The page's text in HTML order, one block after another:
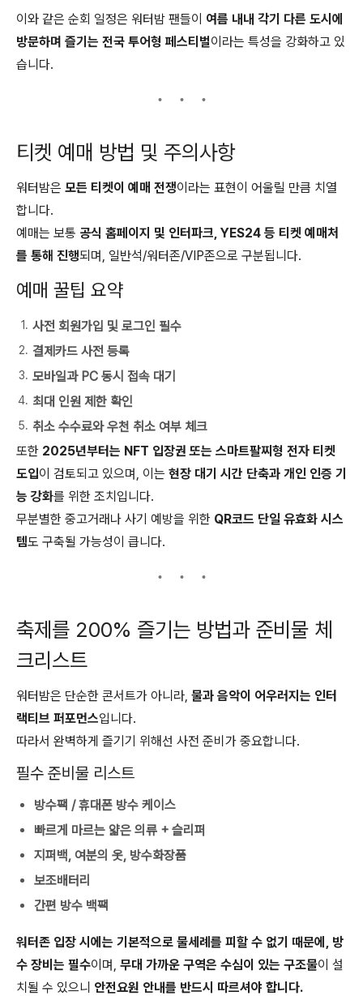
이와 같은 순회 일정은 워터밤 팬들이 여름 내내 각기 다른 도시에
방문하며 즐기는 전국 투어형 페스티벌이라는 특성을 강화하고 있
습니다.
티켓 예매 방법 및 주의사항
워터밤은 모든 티켓이 예매 전쟁이라는 표현이 어울릴 만큼 치열
합니다.
예매는 보통 공식 홈페이지 및 인터파크, YES24 등 티켓 예매처
를 통해 진행되며, 일반석/워터존/VIP존으로 구분됩니다.
예매 꿀팁 요약
사전 회원가입 및 로그인 필수
결제카드 사전 등록
모바일과 PC 동시 접속 대기
최대 인원 제한 확인
취소 수수료와 우천 취소 여부 체크
또한 2025년부터는 NFT 입장권 또는 스마트팔찌형 전자 티켓
도입이 검토되고 있으며, 이는 현장 대기 시간 단축과 개인 인증 기
능 강화를 위한 조치입니다.
무분별한 중고거래나 사기 예방을 위한 QR코드 단일 유효화 시스
템도 구축될 가능성이 큽니다.
축제를 200% 즐기는 방법과 준비물 체
크리스트
워터밤은 단순한 콘서트가 아니라, 물과 음악이 어우러지는 인터
랙티브 퍼포먼스입니다.
따라서 완벽하게 즐기기 위해선 사전 준비가 중요합니다.
필수 준비물 리스트
방수팩 / 휴대폰 방수 케이스
빠르게 마르는 얇은 의류 + 슬리퍼
지퍼백, 여분의 옷, 방수화장품
보조배터리
간편 방수 백팩
워터존 입장 시에는 기본적으로 물세례를 피할 수 없기 때문에, 방
수 장비는 필수이며, 무대 가까운 구역은 수심이 있는 구조물이 설
치될 수 있으니 안전요원 안내를 반드시 따르셔야 합니다.